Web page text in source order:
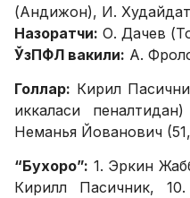
(Андижон), И.
Назоратчи: О. Дачев
ЎзПФЛ вакили: А.
Голлар: Кирил
иккаласи
Неманья Йованович
“Бухоро”: 1. Эркин
Кирилл Пасичник,